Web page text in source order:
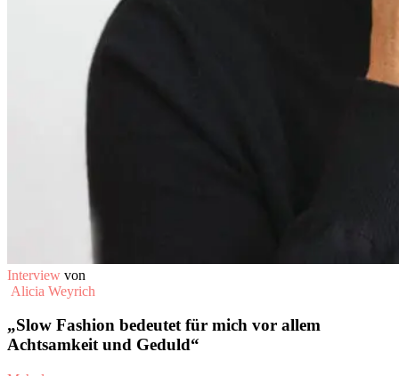
Interview von
Alicia Weyrich
„Slow Fashion bedeutet für mich vor allem
Achtsamkeit und Geduld“